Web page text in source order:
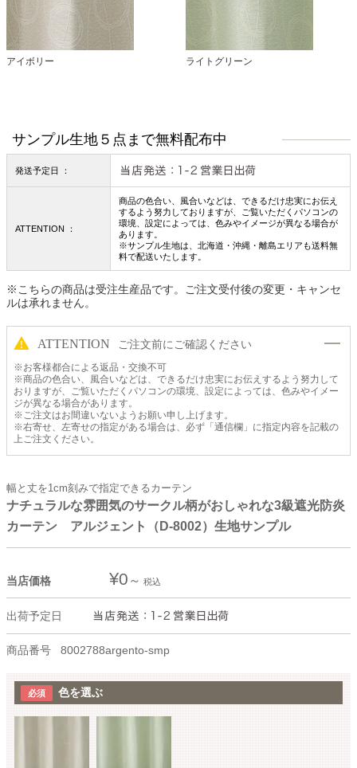
アイボリー ライトグリーン
サンプル生地５点まで無料配布中
発送予定日 ：
ATTENTION ：
商品の色合い、風合いなどは、できるだけ忠実にお伝え
するよう努力しておりますが、ご覧いただくパソコンの
環境、設定によっては、色みやイメージが異なる場合が
あります。
※サンプル生地は、北海道・沖縄・離島エリアも送料無
料で配送いたします。
※こちらの商品は受注生産品です。ご注文受付後の変更・キャンセ
ルは承れません。
ATTENTION ご注文前にご確認ください
※お客様都合による返品・交換不可
※商品の色合い、風合いなどは、できるだけ忠実にお伝えするよう努力して
おりますが、ご覧いただくパソコンの環境、設定によっては、色みやイメー
ジが異なる場合があります。
※ご注文はお間違いないようお願い申し上げます。
※右寄せ、左寄せの指定がある場合は、必ず「通信欄」に指定内容を記載の
上ご注文ください。
幅と丈を1cm刻みで指定できるカーテン
ナチュラルな雰囲気のサークル柄がおしゃれな3級遮光防炎
カーテン アルジェント（D-8002）生地サンプル
当店価格 ¥0 税込
出荷予定日
商品番号 8002788argento-smp
色を選ぶ